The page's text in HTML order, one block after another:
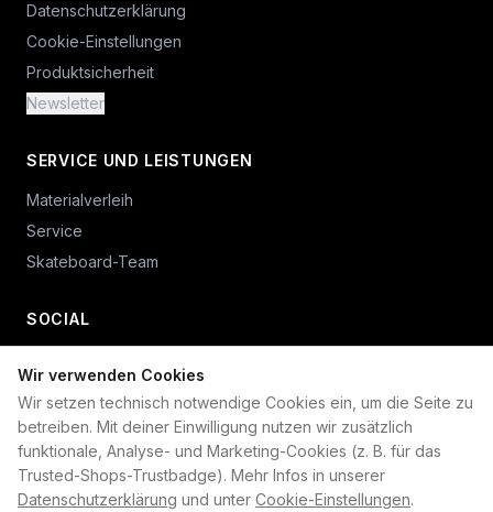
Wir verwenden Cookies
Wir setzen technisch notwendige Cookies ein, um die Seite zu
betreiben. Mit deiner Einwilligung nutzen wir zusätzlich
funktionale, Analyse- und Marketing-Cookies (z. B. für das
Trusted-Shops-Trustbadge). Mehr Infos in unserer
Datenschutzerklärung und unter Cookie-Einstellungen.
Datenschutzerklärung
Cookie-Einstellungen
Produktsicherheit
Newsletter
SERVICE UND LEISTUNGEN
Materialverleih
Service
Skateboard-Team
SOCIAL
+49 234 687 00 38
shop@plan-b-funsport.de
Sichere Zahlung mit: